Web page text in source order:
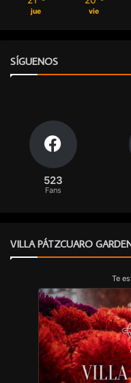
jue vie
SÍGUENOS
523
Fans
VILLA PÁTZCUARO
Te